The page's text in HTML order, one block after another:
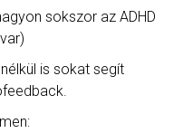
sokszor az ADHD
is sokat segít